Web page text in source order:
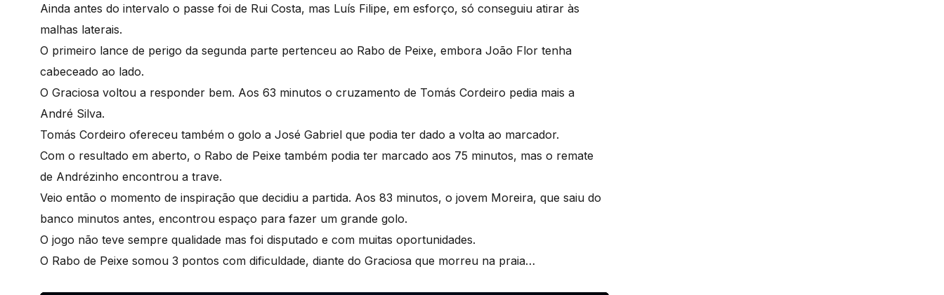
Ainda antes do intervalo o passe foi de Rui Costa, mas Luís Filipe, em esforço, só conseguiu atirar às
malhas laterais.
O primeiro lance de perigo da segunda parte pertenceu ao Rabo de Peixe, embora João Flor tenha
cabeceado ao lado.
O Graciosa voltou a responder bem. Aos 63 minutos o cruzamento de Tomás Cordeiro pedia mais a
André Silva.
Tomás Cordeiro ofereceu também o golo a José Gabriel que podia ter dado a volta ao marcador.
Com o resultado em aberto, o Rabo de Peixe também podia ter marcado aos 75 minutos, mas o remate
de Andrézinho encontrou a trave.
Veio então o momento de inspiração que decidiu a partida. Aos 83 minutos, o jovem Moreira, que saiu do
banco minutos antes, encontrou espaço para fazer um grande golo.
O jogo não teve sempre qualidade mas foi disputado e com muitas oportunidades.
O Rabo de Peixe somou 3 pontos com dificuldade, diante do Graciosa que morreu na praia…